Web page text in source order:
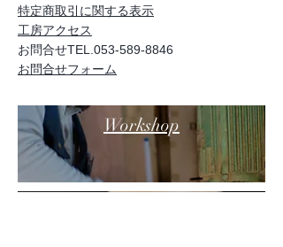
特定商取引に関する表示
工房アクセス
お問合せTEL.053-589-8846
お問合せフォーム
Workshop